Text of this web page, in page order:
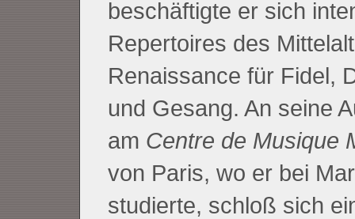
beschäftigte er sich
Repertoires des
Renaissance für Fidel,
und Gesang. An seine
am Centre de Musique
von Paris, wo er bei
studierte, schloß sich